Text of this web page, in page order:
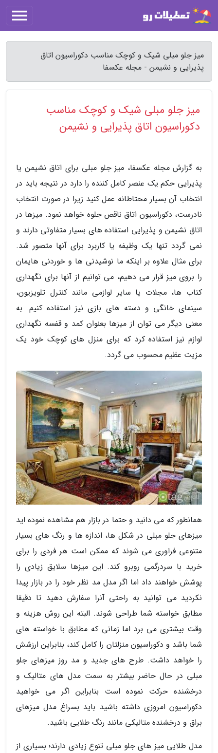
میز جلو مبلی شیک و کوچک مناسب دکوراسیون اتاق
پذیرایی و نشیمن - مجله عکسفا
میز جلو مبلی شیک و کوچک مناسب
دکوراسیون اتاق پذیرایی و نشیمن
به گزارش مجله عکسفا، میز جلو مبلی برای اتاق نشیمن یا
پذیرایی حکم یک عنصر کامل کننده را دارد در نتیجه باید در
انتخاب آن بسیار محتاطانه عمل کنید زیرا در صورت انتخاب
نادرست، دکوراسیون اتاق ناقص جلوه خواهد نمود. میزها در
اتاق نشیمن و پذیرایی استفاده های بسیار متفاوتی دارند و
نمی گردد تنها یک وظیفه یا کاربرد برای آنها متصور شد.
برای مثال علاوه بر اینکه ما نوشیدنی ها و خوردنی هایمان
را بروی میز قرار می دهیم، می توانیم از آنها برای نگهداری
کتاب ها، مجلات یا سایر لوازمی مانند کنترل تلویزیون،
سینمای خانگی و دسته های بازی نیز استفاده کنیم. به
معنی دیگر می توان از میزها بعنوان کمد و قفسه نگهداری
لوازم نیز استفاده کرد که برای منزل های کوچک خود یک
مزیت عظیم محسوب می گردد.
همانطور که می دانید و حتما در بازار هم مشاهده نموده اید
میزهای جلو مبلی در شکل ها، اندازه ها و رنگ های بسیار
متنوعی فراوری می شوند که ممکن است هر فردی را برای
خرید با سردرگمی روبرو کند. این میزها سلایق زیادی را
پوشش خواهند داد اما اگر مدل مد نظر خود را در بازار پیدا
نکردید می توانید به راحتی آنرا سفارش دهید تا دقیقا
مطابق خواسته شما طراحی شوند. البته این روش هزینه و
وقت بیشتری می برد اما زمانی که مطابق با خواسته های
شما باشد و دکوراسیون منزلتان را کامل کند، بنابراین ارزشش
را خواهد داشت. طرح های جدید و مد روز میزهای جلو
مبلی در حال حاضر بیشتر به سمت مدل های متالیک و
درخشنده حرکت نموده است بنابراین اگر می خواهید
دکوراسیون امروزی داشته باشید باید بسراغ مدل میزهای
براق و درخشنده متالیکی مانند رنگ طلایی باشید.
مدل طلایی میز های جلو مبلی تنوع زیادی دارند؛ بسیاری از